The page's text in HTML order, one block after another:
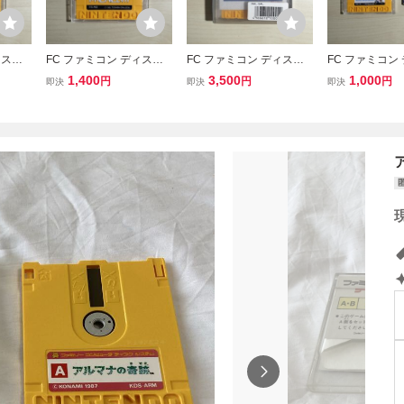
ク
FC ファミコン ディスク
システム ディスクカード
即決 1,400円
FC ファミコン ディスク
システム ディスクカード
即決 3,500円
FC ファミコン
システム ディ
即決 1,000円